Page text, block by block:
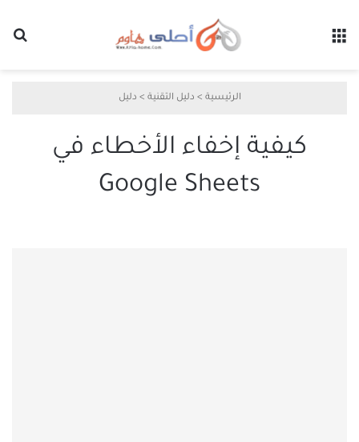
الرئيسية > دليل التقنية > دليل
كيفية إخفاء الأخطاء في
Google Sheets